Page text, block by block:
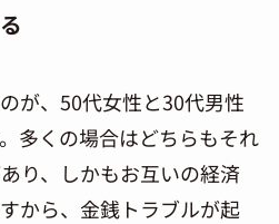
が、50代女性と30代男性
多くの場合はどちらもそれ
り、しかもお互いの経済
から、金銭トラブルが起